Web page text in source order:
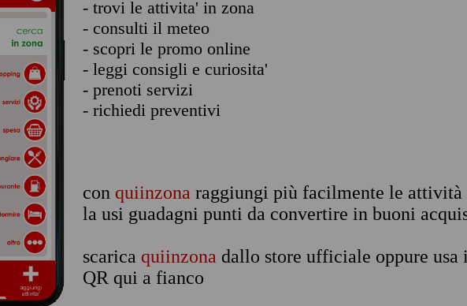
- trovi le attivita' in zona
- consulti il meteo
- scopri le promo online
- leggi consigli e curiosita'
- prenoti servizi
- richiedi preventivi
con quiinzona raggiungi più facilmente le attività
la usi guadagni punti da convertire in buoni
scarica quiinzona dallo store ufficiale oppure usa
QR qui a fianco